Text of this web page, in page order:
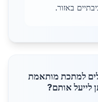
באזור.
למתכת מותאמת
לייעל אותם?